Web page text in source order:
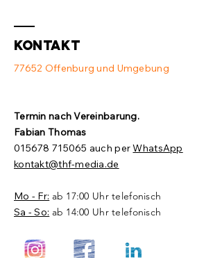
Kontakt
77652 Offenburg und Umgebung
Termin nach Vereinbarung.​
Fabian Thomas
015678 715065 auch perWhatsApp
kontakt@thf-media.de
Mo - Fr: ab 17:00 Uhr telefonisch
Sa - So: ab 14:00 Uhr telefonisch